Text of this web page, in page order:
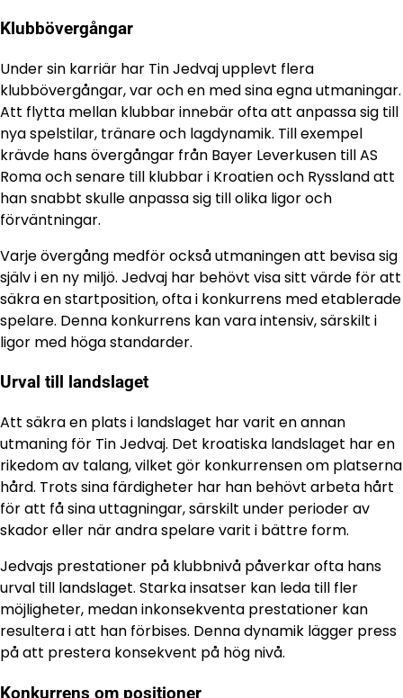
Klubbövergångar
Under sin karriär har Tin Jedvaj upplevt flera
klubbövergångar, var och en med sina egna utmaningar.
Att flytta mellan klubbar innebär ofta att anpassa sig till
nya spelstilar, tränare och lagdynamik. Till exempel
krävde hans övergångar från Bayer Leverkusen till AS
Roma och senare till klubbar i Kroatien och Ryssland att
han snabbt skulle anpassa sig till olika ligor och
förväntningar.
Varje övergång medför också utmaningen att bevisa sig
själv i en ny miljö. Jedvaj har behövt visa sitt värde för att
säkra en startposition, ofta i konkurrens med etablerade
spelare. Denna konkurrens kan vara intensiv, särskilt i
ligor med höga standarder.
Urval till landslaget
Att säkra en plats i landslaget har varit en annan
utmaning för Tin Jedvaj. Det kroatiska landslaget har en
rikedom av talang, vilket gör konkurrensen om platserna
hård. Trots sina färdigheter har han behövt arbeta hårt
för att få sina uttagningar, särskilt under perioder av
skador eller när andra spelare varit i bättre form.
Jedvajs prestationer på klubbnivå påverkar ofta hans
urval till landslaget. Starka insatser kan leda till fler
möjligheter, medan inkonsekventa prestationer kan
resultera i att han förbises. Denna dynamik lägger press
på att prestera konsekvent på hög nivå.
Konkurrens om positioner